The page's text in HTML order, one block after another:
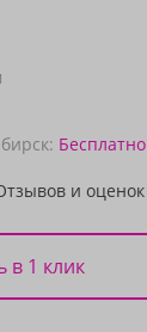
Бесплатно
и оценок
в 1 клик